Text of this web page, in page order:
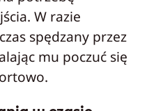
W razie
spędzany przez
mu poczuć się